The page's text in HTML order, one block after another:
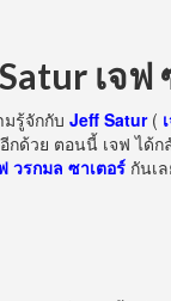
เจ
รู้จักกับ Jeff Satur(
อีกด้วย ตอนนี้ เจฟ ได้ก
วรกมล ซาเตอร์ กันเ